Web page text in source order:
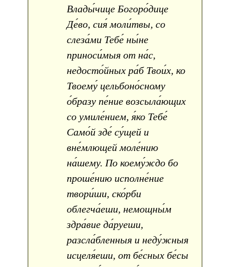
Влады́чице Богоро́дице
Де́во, сия́ моли́твы, со
слеза́ми Тебе́ ны́не
приноси́мыя от на́с,
недосто́йных ра́б Твои́х, ко
Твоему́ цельбоно́сному
о́бразу пе́ние возсыла́ющих
со умиле́нием, я́ко Тебе́
Само́й зде́ су́щей и
вне́млющей моле́нию
на́шему. По коему́ждо бо
проше́нию исполне́ние
твори́ши, ско́рби
облегча́еши, немощны́м
здра́вие да́руеши,
разсла́бленныя и неду́жныя
исцеля́еши, от бе́сных бе́сы